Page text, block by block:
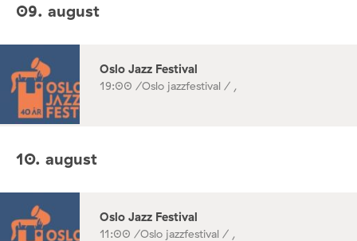
09. august
Oslo Jazz Festival
19:00 /Oslo jazzfestival / ,
10. august
Oslo Jazz Festival
11:00 /Oslo jazzfestival / ,